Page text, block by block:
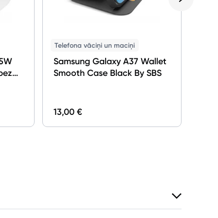
Telefona vāciņi un maciņi
Samsung Galaxy A37 Wallet
Smooth Case Black By SBS
13,00 €